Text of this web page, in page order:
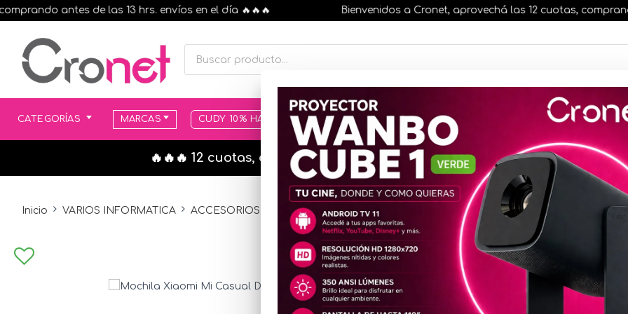
antes de las 13 hrs. envíos en el día 🔥🔥🔥 Bienvenidos a Cronet, aprovechá las 12 cuotas, comprando
CATEGORÍAS MARCAS CUDY 10% HASTA AGOTAR STOCK MOVILIDAD ELÉCTRICA 25% OFF
🔥🔥🔥 12 cuotas, en todos nuestros artículos, comprando antes de las 13
Inicio VARIOS INFORMATICA ACCESORIOS VARIOS
Mochila
Daypack